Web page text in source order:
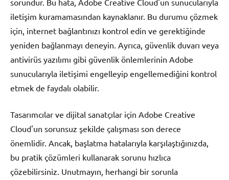
sorundur. Bu hata, Adobe Creative Cloud'un sunucularıyla
iletişim kuramamasından kaynaklanır. Bu durumu çözmek
için, internet bağlantınızı kontrol edin ve gerektiğinde
yeniden bağlanmayı deneyin. Ayrıca, güvenlik duvarı veya
antivirüs yazılımı gibi güvenlik önlemlerinin Adobe
sunucularıyla iletişimi engelleyip engellemediğini kontrol
etmek de faydalı olabilir.
Tasarımcılar ve dijital sanatçılar için Adobe Creative
Cloud'un sorunsuz şekilde çalışması son derece
önemlidir. Ancak, başlatma hatalarıyla karşılaştığınızda,
bu pratik çözümleri kullanarak sorunu hızlıca
çözebilirsiniz. Unutmayın, herhangi bir sorunla